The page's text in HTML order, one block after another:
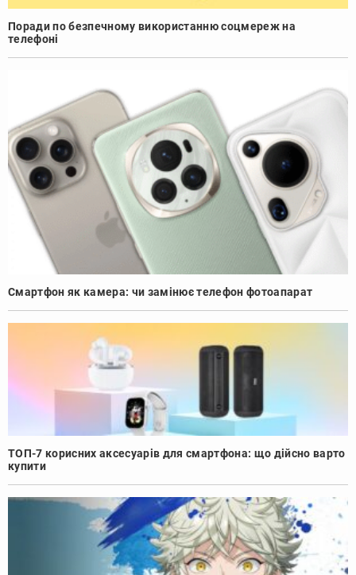
Поради по безпечному використанню соцмереж на
телефоні
Смартфон як камера: чи замінює телефон фотоапарат
ТОП-7 корисних аксесуарів для смартфона: що дійсно варто
купити